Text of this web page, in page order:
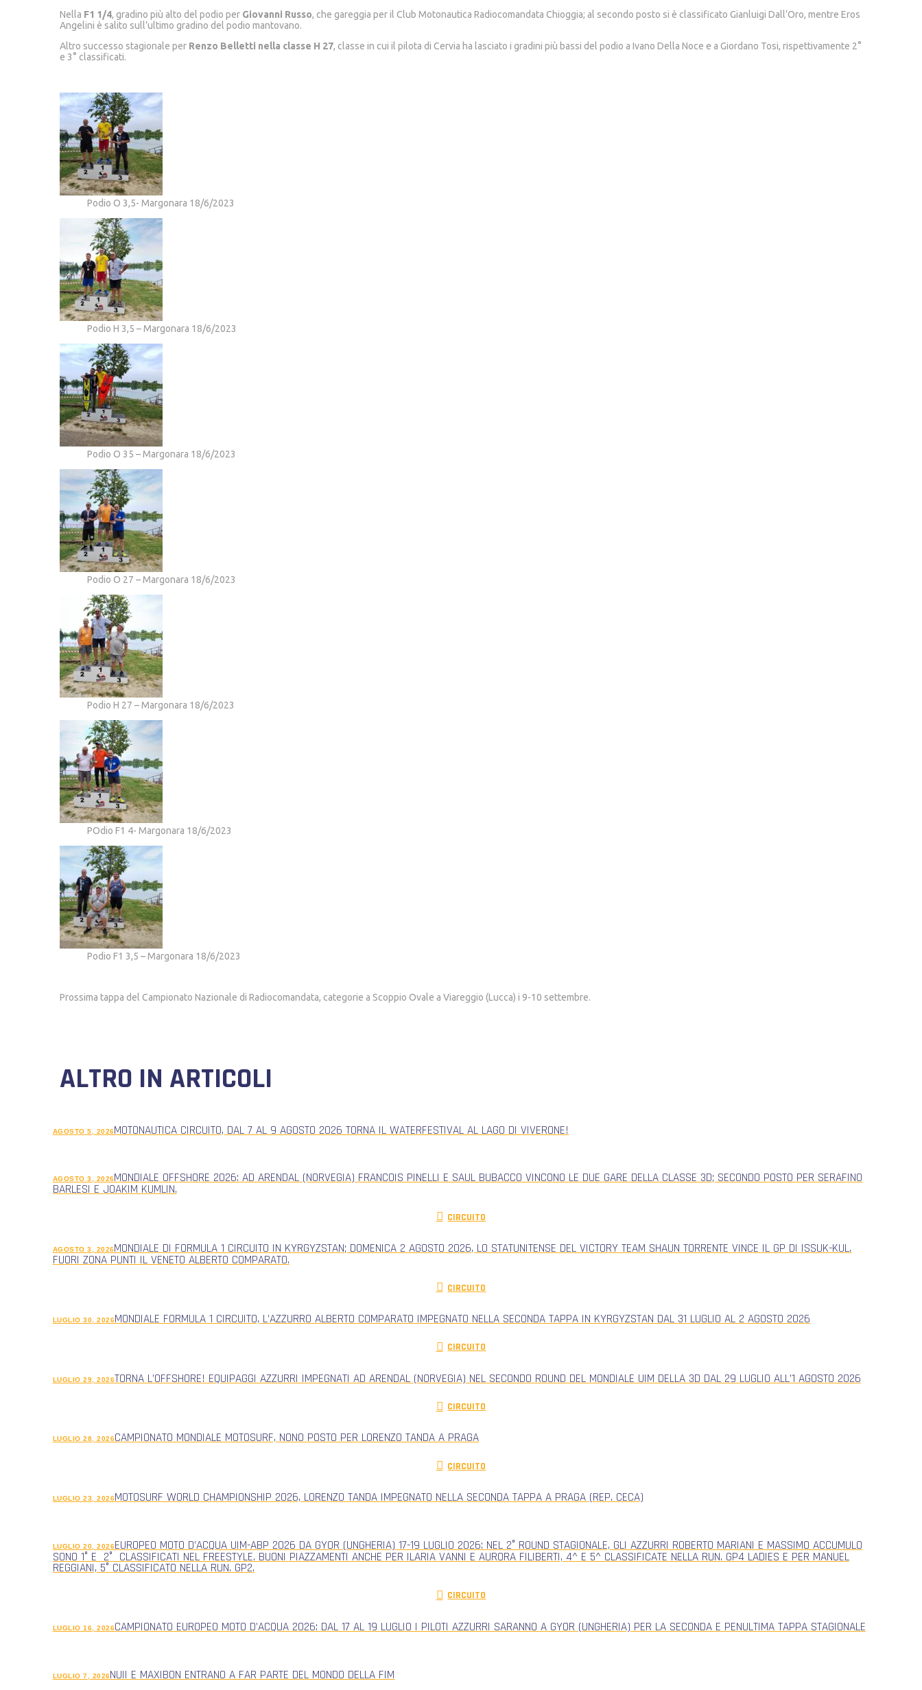
Nella F1 1/4, gradino più alto del podio per Giovanni Russo, che gareggia per il Club Motonautica Radiocomandata Chioggia; al secondo posto si è classificato Gianluigi Dall’Oro, mentre Eros
Angelini è salito sull’ultimo gradino del podio mantovano.
Altro successo stagionale perRenzo Belletti nella classe H 27, classe in cui il pilota di Cervia ha lasciato i gradini più bassi del podio a Ivano Della Noce e a Giordano Tosi, rispettivamente 2°
e 3° classificati.
Podio O 3,5- Margonara 18/6/2023
Podio H 3,5 – Margonara 18/6/2023
Podio O 35 – Margonara 18/6/2023
Podio O 27 – Margonara 18/6/2023
Podio H 27 – Margonara 18/6/2023
POdio F1 4- Margonara 18/6/2023
Podio F1 3,5 – Margonara 18/6/2023
Prossima tappa del Campionato Nazionale di Radiocomandata, categorie a Scoppio Ovale a Viareggio (Lucca) i 9-10 settembre.
ALTRO IN ARTICOLI
AGOSTO 5, 2026MOTONAUTICA CIRCUITO, DAL 7 AL 9 AGOSTO 2026 TORNA IL WATERFESTIVAL AL LAGO DI VIVERONE!
AGOSTO 3, 2026MONDIALE OFFSHORE 2026: AD ARENDAL (NORVEGIA) FRANCOIS PINELLI E SAUL BUBACCO VINCONO LE DUE GARE DELLA CLASSE 3D; SECONDO POSTO PER SERAFINO
BARLESI E JOAKIM KUMLIN.
CIRCUITO
AGOSTO 3, 2026MONDIALE DI FORMULA 1 CIRCUITO IN KYRGYZSTAN; DOMENICA 2 AGOSTO 2026, LO STATUNITENSE DEL VICTORY TEAM SHAUN TORRENTE VINCE IL GP DI ISSUK-KUL.
FUORI ZONA PUNTI IL VENETO ALBERTO COMPARATO.
CIRCUITO
LUGLIO 30, 2026MONDIALE FORMULA 1 CIRCUITO, L’AZZURRO ALBERTO COMPARATO IMPEGNATO NELLA SECONDA TAPPA IN KYRGYZSTAN DAL 31 LUGLIO AL 2 AGOSTO 2026
CIRCUITO
LUGLIO 29, 2026TORNA L’OFFSHORE! EQUIPAGGI AZZURRI IMPEGNATI AD ARENDAL (NORVEGIA) NEL SECONDO ROUND DEL MONDIALE UIM DELLA 3D DAL 29 LUGLIO ALL’1 AGOSTO 2026
CIRCUITO
LUGLIO 28, 2026CAMPIONATO MONDIALE MOTOSURF, NONO POSTO PER LORENZO TANDA A PRAGA
CIRCUITO
LUGLIO 23, 2026MOTOSURF WORLD CHAMPIONSHIP 2026, LORENZO TANDA IMPEGNATO NELLA SECONDA TAPPA A PRAGA (REP. CECA)
LUGLIO 20, 2026EUROPEO MOTO D’ACQUA UIM-ABP 2026 DA GYOR (UNGHERIA) 17-19 LUGLIO 2026: NEL 2° ROUND STAGIONALE, GLI AZZURRI ROBERTO MARIANI E MASSIMO ACCUMULO
SONO 1° E 2° CLASSIFICATI NEL FREESTYLE. BUONI PIAZZAMENTI ANCHE PER ILARIA VANNI E AURORA FILIBERTI, 4^ E 5^ CLASSIFICATE NELLA RUN. GP4 LADIES E PER MANUEL
REGGIANI, 5° CLASSIFICATO NELLA RUN. GP2.
CIRCUITO
LUGLIO 16, 2026CAMPIONATO EUROPEO MOTO D’ACQUA 2026: DAL 17 AL 19 LUGLIO I PILOTI AZZURRI SARANNO A GYOR (UNGHERIA) PER LA SECONDA E PENULTIMA TAPPA STAGIONALE
LUGLIO 7, 2026NUII E MAXIBON ENTRANO A FAR PARTE DEL MONDO DELLA FIM